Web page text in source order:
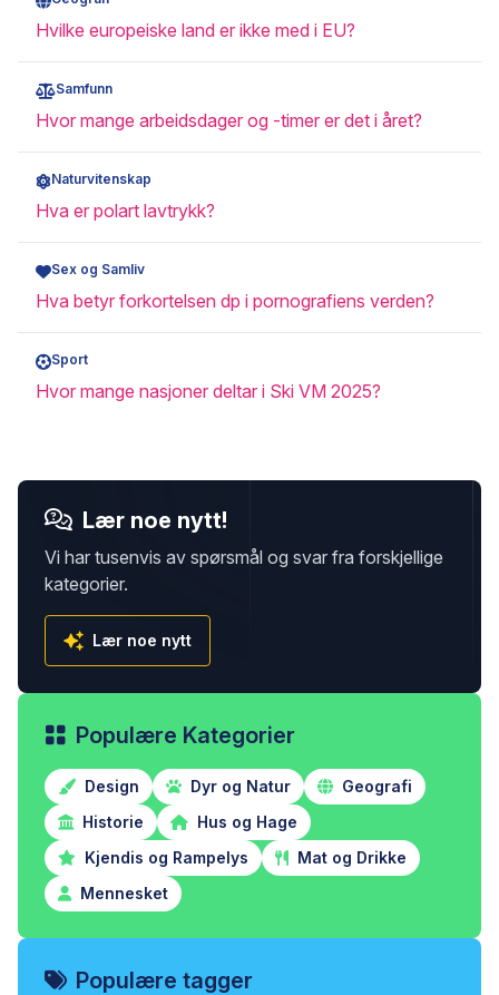
Hvilke europeiske land er ikke med i EU?
Samfunn
Hvor mange arbeidsdager og -timer er det i året?
Naturvitenskap
Hva er polart lavtrykk?
Sex og Samliv
Hva betyr forkortelsen dp i pornografiens verden?
Sport
Hvor mange nasjoner deltar i Ski VM 2025?
Lær noe nytt!
Vi har tusenvis av spørsmål og svar fra forskjellige
kategorier.
Lær noe nytt
Populære Kategorier
Design Dyr og Natur
Geografi
Historie
Hus og Hage
Kjendis og Rampelys
Mat og Drikke
Mennesket
Populære tagger